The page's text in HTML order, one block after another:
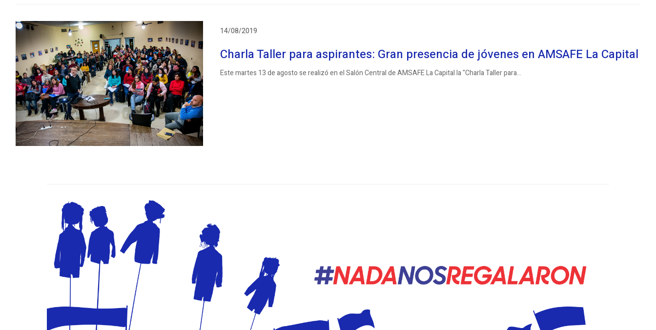
14/08/2019
Charla Taller para aspirantes: Gran presencia de jóvenes en AMSAFE La Capital
Este martes 13 de agosto se realizó en el Salón Central de AMSAFE La Capital la "Charla Taller para...